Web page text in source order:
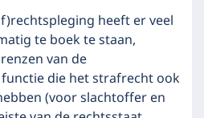
heeft er veel
te boek te staan,
van de
die het strafrecht ook
(voor slachtoffer en